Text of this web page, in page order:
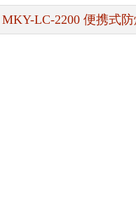
MKY-LC-2200 便携式